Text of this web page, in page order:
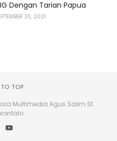
Dengan Tarian Papua
30, 2021
TOP
Multimedia Agus Salim St.